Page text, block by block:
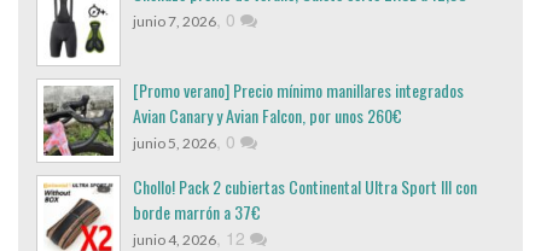
junio 7, 2026, 0
[Promo verano] Precio mínimo manillares integrados
Avian Canary y Avian Falcon, por unos 260€
junio 5, 2026, 0
Chollo! Pack 2 cubiertas Continental Ultra Sport III con
borde marrón a 37€
junio 4, 2026, 12